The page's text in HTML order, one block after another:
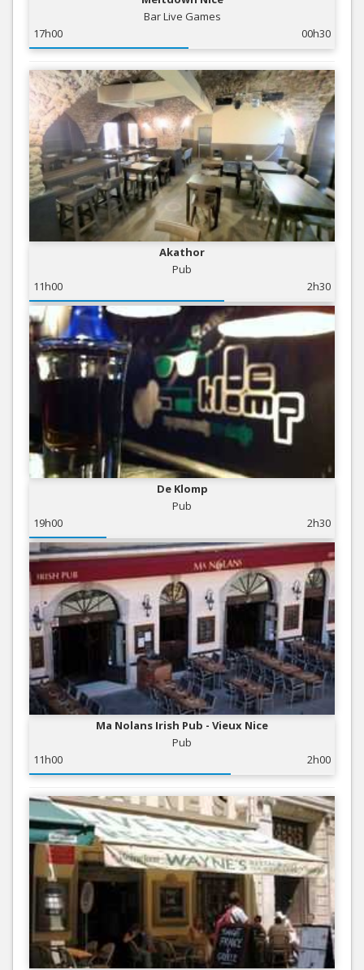
Bar Live Games
17h00
00h30
Akathor
Pub
11h00
2h30
De Klomp
Pub
19h00
2h30
Ma Nolans Irish Pub - Vieux Nice
Pub
11h00
2h00